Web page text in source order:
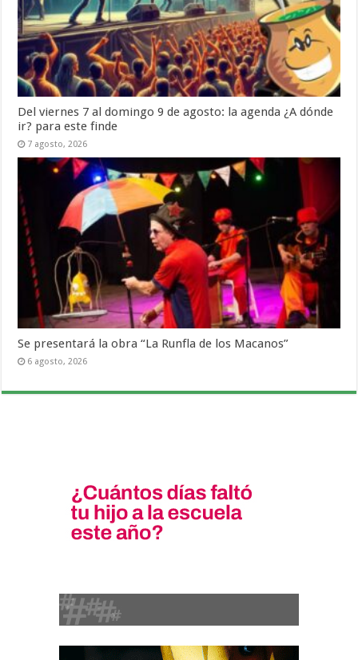
Del viernes 7 al domingo 9 de agosto: la agenda ¿A dónde
ir? para este finde
7 agosto, 2026
Se presentará la obra “La Runfla de los Macanos”
6 agosto, 2026